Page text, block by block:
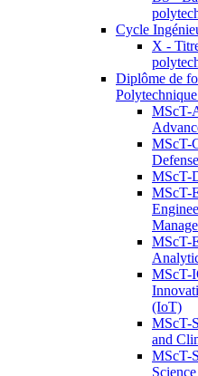
Cycle
X -
Diplôme de
MScT-
MScT-
MScT-
MScT-
MScT-
MScT-
(IoT)
MScT-
and
MScT-